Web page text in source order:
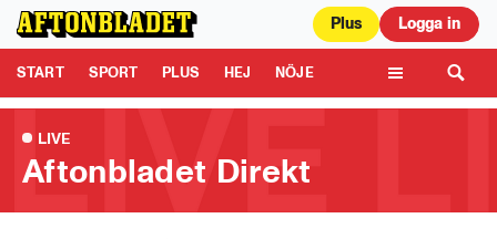
Plus Logga in
START SPORT PLUS HEJ NÖJE
Aftonbladet är en del av Schibsted Media. Schibsted News Media AB är
ansvarig för dina data på denna webbplats.Läs mer här
Tipsa oss
LIVE
Aftonbladet Direkt